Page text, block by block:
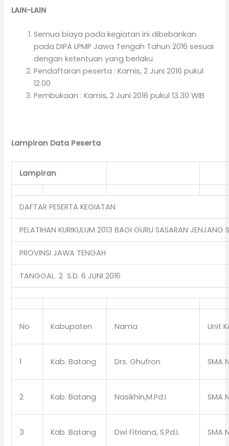
LAIN-LAIN
Semua biaya pada kegiatan ini dibebankan
pada DIPA LPMP Jawa Tengah Tahun 2016 sesuai
dengan ketentuan yang berlaku.
Pendaftaran peserta : Kamis, 2 Juni 2016 pukul
12.00
Pembukaan : Kamis, 2 Juni 2016 pukul 13.30 WIB
Lampiran Data Peserta
Lampiran
DAFTAR PESERTA KEGIATAN
PELATIHAN KURIKULUM 2013 BAGI GURU SASARAN JENJANG
PROVINSI JAWA TENGAH
TANGGAL 2 S.D. 6 JUNI 2016
No Kabupaten Nama Unit
1 Kab. Batang Drs. Ghufron SMA
2 Kab. Batang Nasikhin,M.Pd.I SMA
3 Kab. Batang Dwi Fitriana, S.Pd.I. SMA